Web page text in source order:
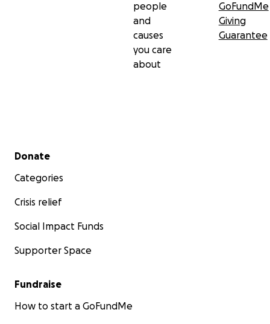
people
and
causes
you care
about
GoFundMe
Giving
Guarantee
Secondary menu
Donate
Categories
Crisis relief
Social Impact Funds
Supporter Space
Fundraise
How to start a GoFundMe